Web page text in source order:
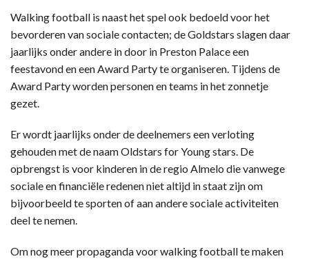
Walking football is naast het spel ook bedoeld voor het
bevorderen van sociale contacten; de Goldstars slagen daar
jaarlijks onder andere in door in Preston Palace een
feestavond en een Award Party te organiseren. Tijdens de
Award Party worden personen en teams in het zonnetje
gezet.
Er wordt jaarlijks onder de deelnemers een verloting
gehouden met de naam Oldstars for Young stars. De
opbrengst is voor kinderen in de regio Almelo die vanwege
sociale en financiële redenen niet altijd in staat zijn om
bijvoorbeeld te sporten of aan andere sociale activiteiten
deel te nemen.
Om nog meer propaganda voor walking football te maken